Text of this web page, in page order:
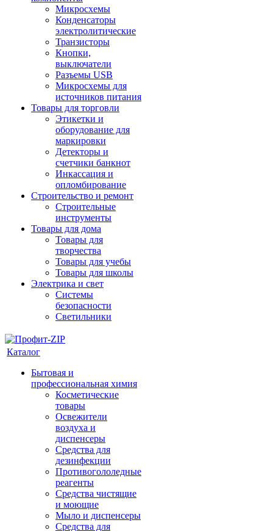
Микросхемы
Конденсаторы
электролитические
Транзисторы
Кнопки,
выключатели
Разъемы USB
Микросхемы для
источников питания
Товары для торговли
Этикетки и
оборудование для
маркировки
Детекторы и
счетчики банкнот
Инкассация и
опломбирование
Строительство и ремонт
Строительные
инструменты
Товары для дома
Товары для
творчества
Товары для учебы
Товары для школы
Электрика и свет
Системы
безопасности
Светильники
Каталог
Бытовая и
профессиональная химия
Косметические
товары
Освежители
воздуха и
диспенсеры
Средства для
дезинфекции
Противогололедные
реагенты
Средства чистящие
и моющие
Мыло и диспенсеры
Средства для